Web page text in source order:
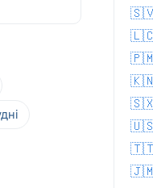
🇸🇻
🇱🇨
🇵🇲
🇰🇳
🇸🇽
🇺🇸
🇹🇹
🇯🇲